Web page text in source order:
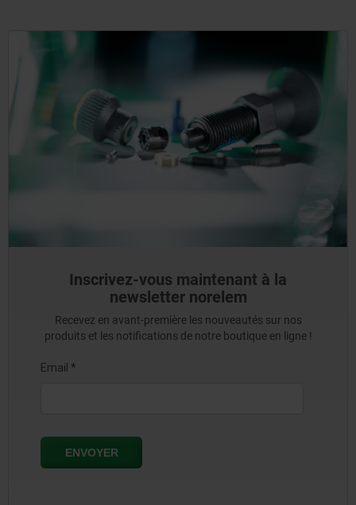
Inscrivez-vous maintenant à la
newsletter norelem
Recevez en avant-première les nouveautés sur nos
produits et les notifications de notre boutique en ligne !